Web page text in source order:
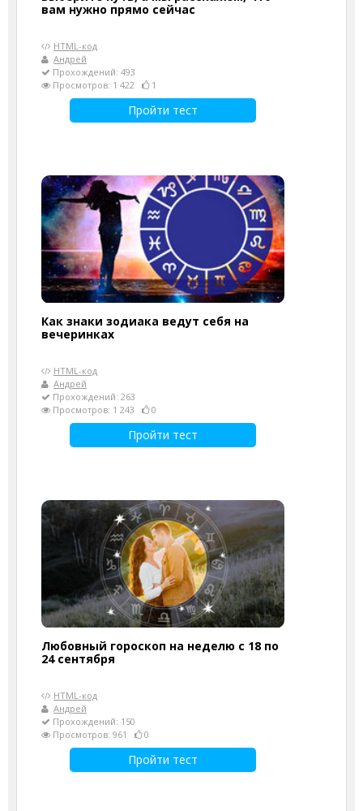
вам нужно прямо сейчас
HTML-код
Андрей
Прохождений: 493
Просмотров: 1 422
1
Пройти тест
Как знаки зодиака ведут себя на
вечеринках
HTML-код
Андрей
Прохождений: 263
Просмотров: 1 243
0
Пройти тест
Любовный гороскоп на неделю с 18 по
24 сентября
HTML-код
Андрей
Прохождений: 150
Просмотров: 961
0
Пройти тест